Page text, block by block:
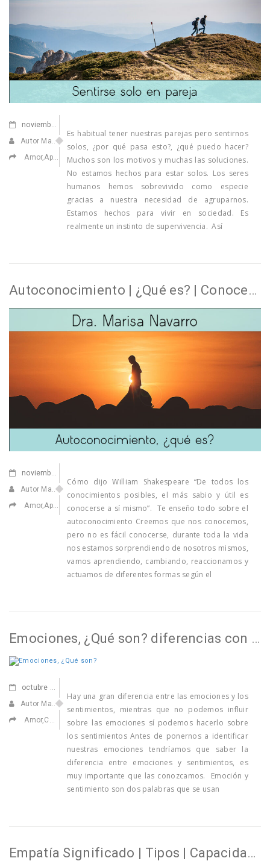
noviembre
Autor Marisa Navarro
Amor, Apasionarse , Atención,Confiar en ti ,Ilusionarse
Es habitual tener nuestras parejas pero sentirnos
solos, ¿por qué pasa esto?, ¿qué puedo hacer?
Muchos son los motivos y muchas las soluciones.
No estamos hechos para estar solos. Los seres
humanos hemos sobrevivido como especie
gracias a nuestra necesidad de agruparnos.
Estamos hechos para vivir en sociedad. Es
realmente un instinto de supervivencia. Así
Autoconocimiento | ¿Qué es? | Conocerse a uno mismo
noviembre
Autor Marisa Navarro
Amor, Apasionarse , Confiar en ti ,Elecciones de vida,Ilusionarse
Cómo dijo William Shakespeare “De todos los
conocimientos posibles, el más sabio y útil es
conocerse a sí mismo”. Te enseño todo sobre el
autoconocimiento Creemos que nos conocemos,
pero no es fácil conocerse, durante toda la vida
nos estamos sorprendiendo de nosotros mismos,
vamos aprendiendo, cambiando, reaccionamos y
actuamos de diferentes formas según el
Emociones, ¿Qué son? diferencias con sentimientos
octubre
Autor Marisa Navarro
Amor, Confiar en ti , Elecciones de vida, Ilusionarse Sin categoría
Hay una gran diferencia entre las emociones y los
sentimientos, mientras que no podemos influir
sobre las emociones sí podemos hacerlo sobre
los sentimientos Antes de ponernos a identificar
nuestras emociones tendríamos que saber la
diferencia entre emociones y sentimientos, es
muy importante que las conozcamos. Emoción y
sentimiento son dos palabras que se usan
Empatía Significado | Tipos | Capacidad empática